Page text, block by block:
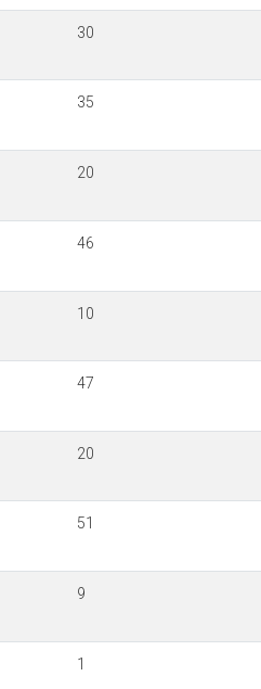
30
35
20
46
10
47
20
51
9
1